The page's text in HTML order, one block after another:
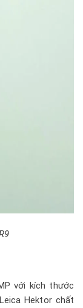
với kích thước
Hektor chất